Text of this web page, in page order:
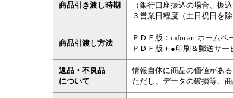
商品引き渡し時期
（銀行口座振込の場合、振
３営業日程度（土日祝日を
商品引渡し方法
ＰＤＦ版：infocart ホーム
ＰＤＦ版＋●印刷＆郵送サ
返品・不良品
について
情報自体に商品の価値があ
ただし、データの破損等、